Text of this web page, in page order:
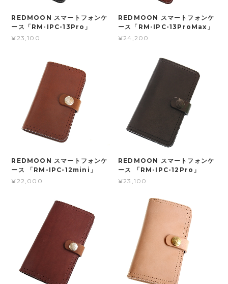
REDMOON スマートフォンケ
ース「RM-IPC-13Pro」
¥23,100
REDMOON スマートフォンケ
ース「RM-IPC-13ProMax」
¥24,200
REDMOON スマートフォンケ
ース 「RM-IPC-12mini」
¥22,000
REDMOON スマートフォンケ
ース 「RM-IPC-12Pro」
¥23,100